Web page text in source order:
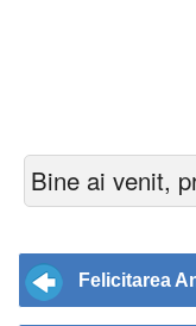
Bine ai venit,
Felicitarea